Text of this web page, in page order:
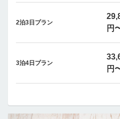
2泊3日プラン
円
3泊4日プラン
円